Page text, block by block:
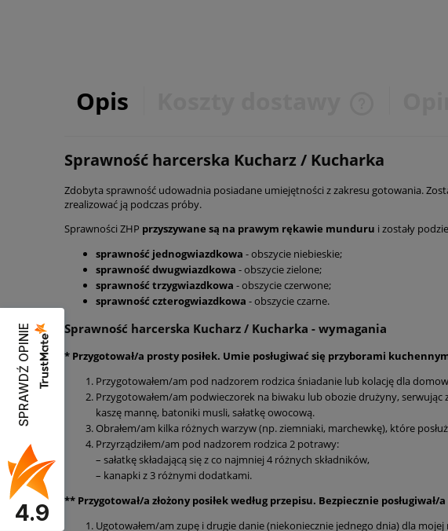
Opis
kosztów płatności
Sprawność harcerska Kucharz / Kucharka
Zdobyta sprawność udowadnia posiadane umiejętności z zakresu gotowania.
zrealizować ją podczas próby.
Sprawności ZHP przyszywane są na prawym rękawie munduru i zostały
sprawność jednogwiazdkowa - obszycie niebieskie;
sprawność dwugwiazdkowa - obszycie zielone;
sprawność trzygwiazdkowa - obszycie czerwone;
sprawność czterogwiazdkowa - obszycie czarne.
Sprawność harcerska Kucharz / Kucharka - wymagania
* Przygotował/a prosty posiłek. Umie posługiwać się przyborami
Przygotowałem/am pod nadzorem rodzica śniadanie lub kolację dla
Przygotowałem/am podwieczorek na biwaku lub obozie drużyny, serwując
kaszę mannę, batoniki musli, sałatkę owocową.
Obrałem/am kilka różnych warzyw (np. ziemniaki, marchewkę), które
Przyrządziłem/am pod nadzorem rodzica 2 potrawy:
– sałatkę składającą się z co najmniej 4 różnych składników,
– kanapki z 3 różnymi dodatkami.
** Przygotował/a złożony posiłek według przepisu. Bezpiecznie
Ugotowałem/am zupę i drugie danie (niekoniecznie jednego dnia) dla
SPRAWDŹ OPINIE
4.9